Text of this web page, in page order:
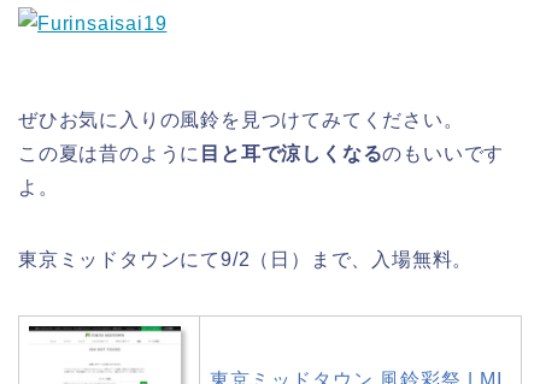
ぜひお気に入りの風鈴を見つけてみてください。
この夏は昔のように 目と耳で涼しくなるのもいいです
よ。
東京ミッドタウンにて9/2（日）まで、入場無料。